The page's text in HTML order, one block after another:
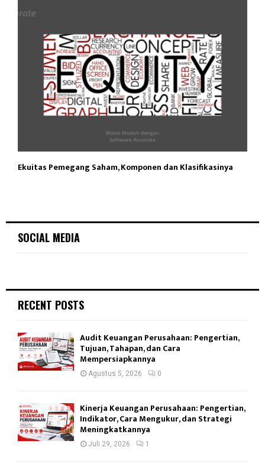
Ekuitas Pemegang Saham, Komponen dan Klasifikasinya
SOCIAL MEDIA
RECENT POSTS
Audit Keuangan Perusahaan: Pengertian,
Tujuan, Tahapan, dan Cara
Mempersiapkannya
Agustus 5, 2026 0
Kinerja Keuangan Perusahaan: Pengertian,
Indikator, Cara Mengukur, dan Strategi
Meningkatkannya
Juli 29, 2026 1